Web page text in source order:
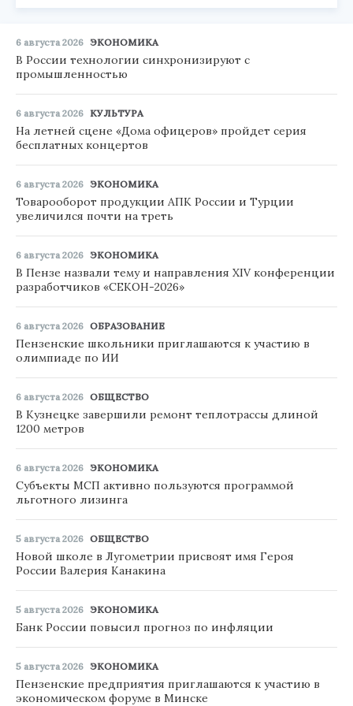
6 августа 2026 ЭКОНОМИКА
В России технологии синхронизируют с
промышленностью
6 августа 2026 КУЛЬТУРА
На летней сцене «Дома офицеров» пройдет серия
бесплатных концертов
6 августа 2026 ЭКОНОМИКА
Товарооборот продукции АПК России и Турции
увеличился почти на треть
6 августа 2026 ЭКОНОМИКА
В Пензе назвали тему и направления XIV конференции
разработчиков «СЕКОН-2026»
6 августа 2026 ОБРАЗОВАНИЕ
Пензенские школьники приглашаются к участию в
олимпиаде по ИИ
6 августа 2026 ОБЩЕСТВО
В Кузнецке завершили ремонт теплотрассы длиной
1200 метров
6 августа 2026 ЭКОНОМИКА
Субъекты МСП активно пользуются программой
льготного лизинга
5 августа 2026 ОБЩЕСТВО
Новой школе в Лугометрии присвоят имя Героя
России Валерия Канакина
5 августа 2026 ЭКОНОМИКА
Банк России повысил прогноз по инфляции
5 августа 2026 ЭКОНОМИКА
Пензенские предприятия приглашаются к участию в
экономическом форуме в Минске